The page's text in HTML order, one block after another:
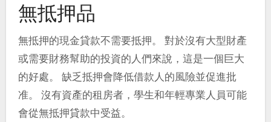
無抵押品
無抵押的現金貸款不需要抵押。 對於沒有大型財產
或需要財務幫助的投資的人們來說，這是一個巨大
的好處。 缺乏抵押會降低借款人的風險並促進批
准。 沒有資產的租房者，學生和年輕專業人員可能
會從無抵押貸款中受益。